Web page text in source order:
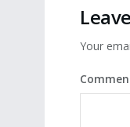
Your